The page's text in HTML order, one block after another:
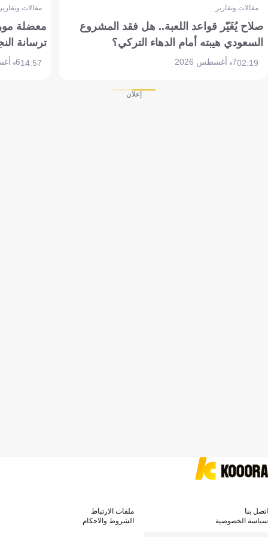
مقالات وتقارير
صلاح يُغَيّر قواعد اللعبة.. هل فقد المشروع
السعودي هيبته أمام الدهاء التركي؟
02:197 أغسطس 2026
مقالات
معضلة
ترسانة
14:576 أغسطس 2026
إعلان
اتصل بنا
ملفات الارتباط
سياسة الخصوصية
الشروط والاحكام